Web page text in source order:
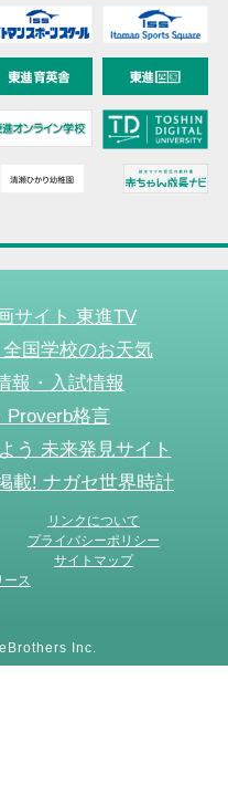
サイト 東進TV
国学校のお天気
報・入試情報
Proverb格言
う 未来発見サイト
載! ナガセ世界時計
リンクについて
プライバシーポリシー
サイトマップ
ース
Inc.